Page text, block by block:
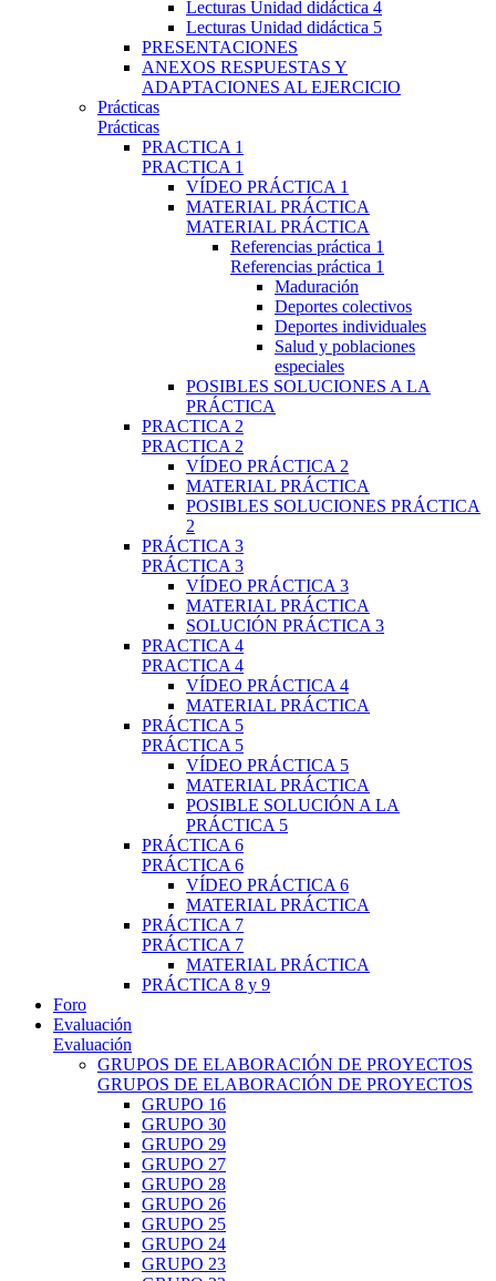
Lecturas Unidad didáctica 4
Lecturas Unidad didáctica 5
PRESENTACIONES
ANEXOS RESPUESTAS Y
ADAPTACIONES AL EJERCICIO
Prácticas
Prácticas
PRACTICA 1
PRACTICA 1
VÍDEO PRÁCTICA 1
MATERIAL PRÁCTICA
MATERIAL PRÁCTICA
Referencias práctica 1
Referencias práctica 1
Maduración
Deportes colectivos
Deportes individuales
Salud y poblaciones
especiales
POSIBLES SOLUCIONES A LA
PRÁCTICA
PRACTICA 2
PRACTICA 2
VÍDEO PRÁCTICA 2
MATERIAL PRÁCTICA
POSIBLES SOLUCIONES PRÁCTICA
2
PRÁCTICA 3
PRÁCTICA 3
VÍDEO PRÁCTICA 3
MATERIAL PRÁCTICA
SOLUCIÓN PRÁCTICA 3
PRACTICA 4
PRACTICA 4
VÍDEO PRÁCTICA 4
MATERIAL PRÁCTICA
PRÁCTICA 5
PRÁCTICA 5
VÍDEO PRÁCTICA 5
MATERIAL PRÁCTICA
POSIBLE SOLUCIÓN A LA
PRÁCTICA 5
PRÁCTICA 6
PRÁCTICA 6
VÍDEO PRÁCTICA 6
MATERIAL PRÁCTICA
PRÁCTICA 7
PRÁCTICA 7
MATERIAL PRÁCTICA
PRÁCTICA 8 y 9
Foro
Evaluación
Evaluación
GRUPOS DE ELABORACIÓN DE PROYECTOS
GRUPOS DE ELABORACIÓN DE PROYECTOS
GRUPO 16
GRUPO 30
GRUPO 29
GRUPO 27
GRUPO 28
GRUPO 26
GRUPO 25
GRUPO 24
GRUPO 23